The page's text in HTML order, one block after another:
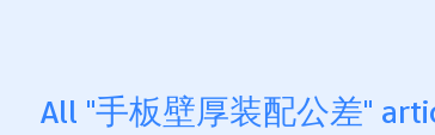
All "手板壁厚装配公差"